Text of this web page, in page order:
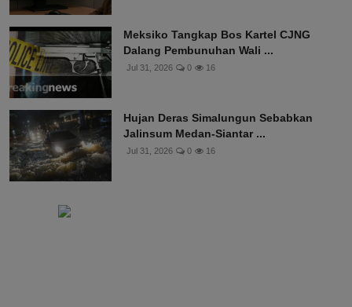
Meksiko Tangkap Bos Kartel CJNG
Dalang Pembunuhan Wali ...
Jul 31, 2026 0 16
Hujan Deras Simalungun Sebabkan
Jalinsum Medan-Siantar ...
Jul 31, 2026 0 16